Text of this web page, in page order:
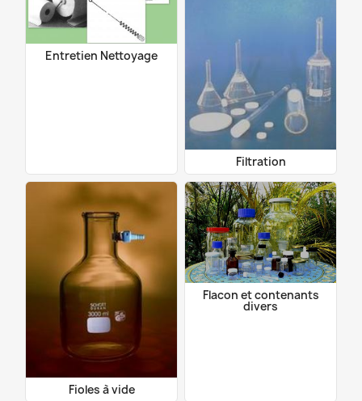
Entretien Nettoyage
Filtration
Fioles à vide
Flacon et contenants
divers